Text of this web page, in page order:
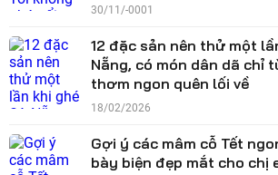
30/11/-0001
12 đặc sản nên thử một
Nẵng, có món dân dã chỉ
thơm ngon quên lối về
18/02/2026
Gợi ý các mâm cỗ Tết
bày biện đẹp mắt cho chị